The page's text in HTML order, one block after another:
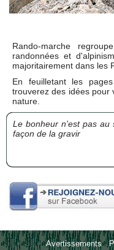
Rando-marche
randonnées et
majoritairement dans les
En feuilletant les
trouverez des idées pour
nature.
Le bonheur n'est pas au
façon de la gravir
Avertissements-